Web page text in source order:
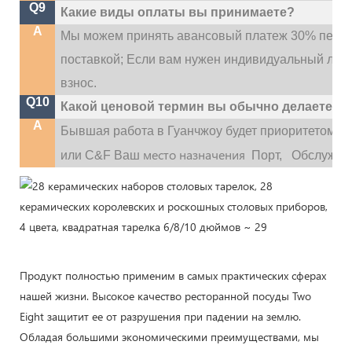
Q9
Какие виды оплаты вы принимаете?
A
Мы можем принять авансовый платеж 30%
поставкой; Если вам нужен индивидуальный
взнос.
Q10
Какой ценовой термин вы обычно делаете?
A
Бывшая работа в Гуанчжоу будет приоритетом,
или C&F Ваш место назначения Порт,
Продукт полностью применим в самых практических сферах
нашей жизни. Высокое качество ресторанной посуды Two
Eight защитит ее от разрушения при падении на землю.
Обладая большими экономическими преимуществами, мы